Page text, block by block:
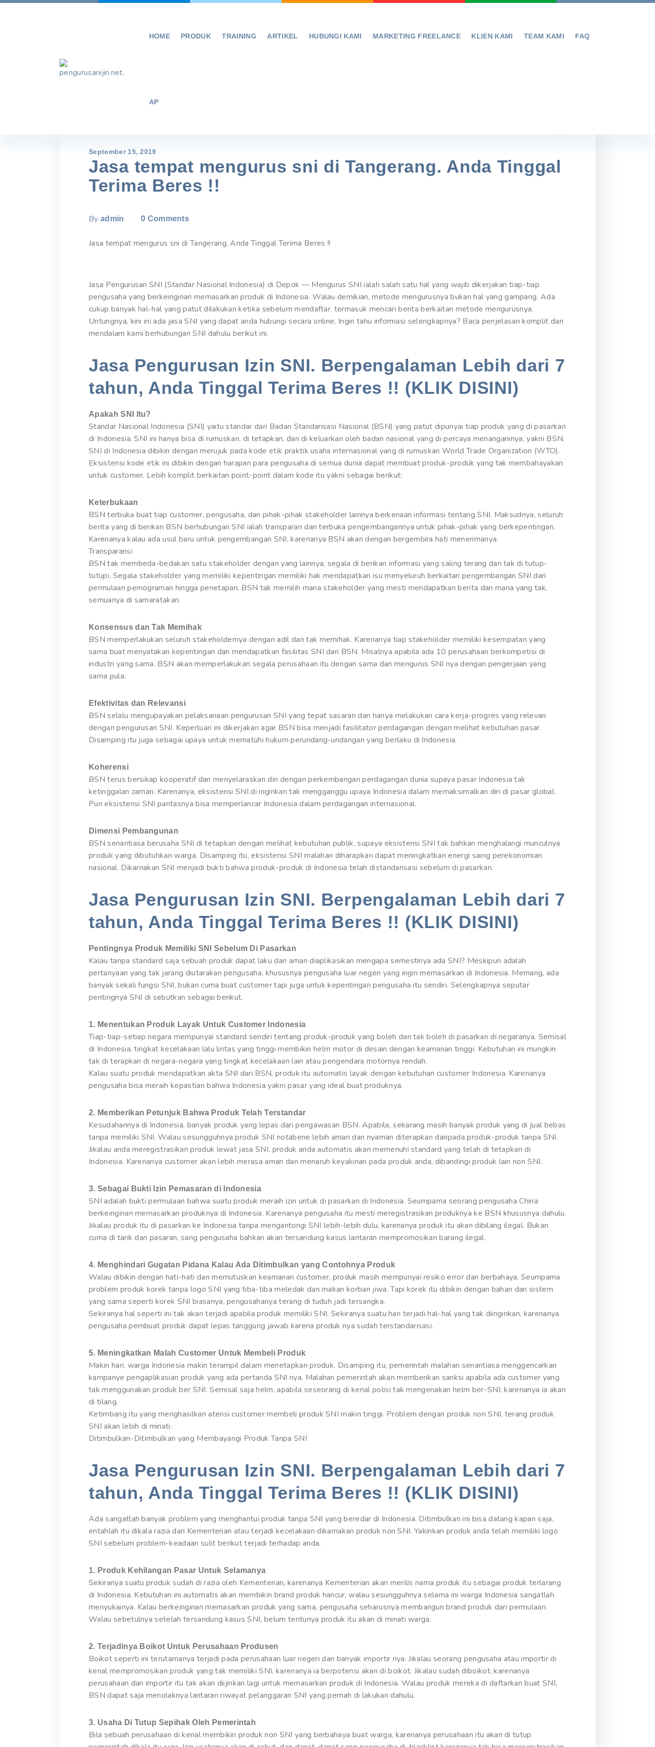
Skip
HOME PRODUK TRAINING ARTIKEL HUBUNGI KAMI MARKETING FREELANCE KLIEN KAMI TEAM KAMI FAQ
AP
September 15, 2019
Jasa tempat mengurus sni di Tangerang. Anda Tinggal
Terima Beres !!
By admin 0 Comments
Jasa tempat mengurus sni di Tangerang. Anda Tinggal Terima Beres !!
Jasa Pengurusan SNI (Standar Nasional Indonesia) di Depok — Mengurus SNI ialah salah satu hal yang wajib dikerjakan tiap-tiap
pengusaha yang berkeinginan memasarkan produk di Indonesia. Walau demikian, metode mengurusnya bukan hal yang gampang. Ada
cukup banyak hal-hal yang patut dilakukan ketika sebelum mendaftar, termasuk mencari berita berkaitan metode mengurusnya.
Untungnya, kini ini ada jasa SNI yang dapat anda hubungi secara online. Ingin tahu informasi selengkapnya? Baca penjelasan komplit dan
mendalam kami berhubungan SNI dahulu berikut ini.
Jasa Pengurusan Izin SNI. Berpengalaman Lebih dari 7
tahun, Anda Tinggal Terima Beres !! (KLIK DISINI)
Apakah SNI Itu?
Standar Nasional Indonesia (SNI) yaitu standar dari Badan Standarisasi Nasional (BSN) yang patut dipunyai tiap produk yang di pasarkan
di Indonesia. SNI ini hanya bisa di rumuskan, di tetapkan, dan di keluarkan oleh badan nasional yang di percaya menanganinya, yakni BSN.
SNI di Indonesia dibikin dengan merujuk pada kode etik praktik usaha internasional yang di rumuskan World Trade Organization (WTO).
Eksistensi kode etik ini dibikin dengan harapan para pengusaha di semua dunia dapat membuat produk-produk yang tak membahayakan
untuk customer. Lebih komplit berkaitan point-point dalam kode itu yakni sebagai berikut:
Keterbukaan
BSN terbuka buat tiap customer, pengusaha, dan pihak-pihak stakeholder lainnya berkenaan informasi tentang SNI. Maksudnya, seluruh
berita yang di berikan BSN berhubungan SNI ialah transparan dan terbuka pengembangannya untuk pihak-pihak yang berkepentingan.
Karenanya kalau ada usul baru untuk pengembangan SNI, karenanya BSN akan dengan bergembira hati menerimanya.
Transparansi
BSN tak membeda-bedakan satu stakeholder dengan yang lainnya, segala di berikan informasi yang saling terang dan tak di tutup-
tutupi. Segala stakeholder yang memiliki kepentingan memiliki hak mendapatkan isu menyeluruh berkaitan pengembangan SNI dari
permulaan pemograman hingga penetapan. BSN tak memilih mana stakeholder yang mesti mendapatkan berita dan mana yang tak,
semuanya di samaratakan.
Konsensus dan Tak Memihak
BSN memperlakukan seluruh stakeholdernya dengan adil dan tak memihak. Karenanya tiap stakeholder memiliki kesempatan yang
sama buat menyatakan kepentingan dan mendapatkan fasilitas SNI dari BSN. Misalnya apabila ada 10 perusahaan berkompetisi di
industri yang sama. BSN akan memperlakukan segala perusahaan itu dengan sama dan mengurus SNI nya dengan pengerjaan yang
sama pula.
Efektivitas dan Relevansi
BSN selalu mengupayakan pelaksanaan pengurusan SNI yang tepat sasaran dan hanya melakukan cara kerja-progres yang relevan
dengan pengurusan SNI. Keperluan ini dikerjakan agar BSN bisa menjadi fasilitator perdagangan dengan melihat kebutuhan pasar.
Disamping itu juga sebagai upaya untuk mematuhi hukum perundang-undangan yang berlaku di Indonesia.
Koherensi
BSN terus bersikap kooperatif dan menyelaraskan diri dengan perkembangan perdagangan dunia supaya pasar Indonesia tak
ketinggalan zaman. Karenanya, eksistensi SNI di inginkan tak mengganggu upaya Indonesia dalam memaksimalkan diri di pasar global.
Pun eksistensi SNI pantasnya bisa memperlancar Indonesia dalam perdagangan internasional.
Dimensi Pembangunan
BSN senantiasa berusaha SNI di tetapkan dengan melihat kebutuhan publik, supaya eksistensi SNI tak bahkan menghalangi munculnya
produk yang dibutuhkan warga. Disamping itu, eksistensi SNI malahan diharapkan dapat meningkatkan energi saing perekonomian
nasional. Dikarnakan SNI menjadi bukti bahwa produk-produk di Indonesia telah distandarisasi sebelum di pasarkan.
Jasa Pengurusan Izin SNI. Berpengalaman Lebih dari 7
tahun, Anda Tinggal Terima Beres !! (KLIK DISINI)
Pentingnya Produk Memiliki SNI Sebelum Di Pasarkan
Kalau tanpa standard saja sebuah produk dapat laku dan aman diaplikasikan mengapa semestinya ada SNI? Meskipun adalah
pertanyaan yang tak jarang diutarakan pengusaha, khususnya pengusaha luar negeri yang ingin memasarkan di Indonesia. Memang, ada
banyak sekali fungsi SNI, bukan cuma buat customer tapi juga untuk kepentingan pengusaha itu sendiri. Selengkapnya seputar
pentingnya SNI di sebutkan sebagai berikut.
1. Menentukan Produk Layak Untuk Customer Indonesia
Tiap-tiap-setiap negara mempunyai standard sendiri tentang produk-produk yang boleh dan tak boleh di pasarkan di negaranya. Semisal
di Indonesia, tingkat kecelakaan lalu lintas yang tinggi membikin helm motor di desain dengan keamanan tinggi. Kebutuhan ini mungkin
tak di terapkan di negara-negara yang tingkat kecelakaan lain atau pengendara motornya rendah.
Kalau suatu produk mendapatkan akta SNI dari BSN, produk itu automatis layak dengan kebutuhan customer Indonesia. Karenanya
pengusaha bisa meraih kepastian bahwa Indonesia yakni pasar yang ideal buat produknya.
2. Memberikan Petunjuk Bahwa Produk Telah Terstandar
Kesudahannya di Indonesia, banyak produk yang lepas dari pengawasan BSN. Apabila, sekarang masih banyak produk yang di jual bebas
tanpa memiliki SNI. Walau sesungguhnya produk SNI notabene lebih aman dan nyaman diterapkan daripada produk-produk tanpa SNI.
Jikalau anda meregistrasikan produk lewat jasa SNI, produk anda automatis akan memenuhi standard yang telah di tetapkan di
Indonesia. Karenanya customer akan lebih merasa aman dan menaruh keyakinan pada produk anda, dibandingi produk lain non SNI.
3. Sebagai Bukti Izin Pemasaran di Indonesia
SNI adalah bukti permulaan bahwa suatu produk meraih izin untuk di pasarkan di Indonesia. Seumpama seorang pengusaha China
berkeinginan memasarkan produknya di Indonesia. Karenanya pengusaha itu mesti meregistrasikan produknya ke BSN khususnya dahulu.
Jikalau produk itu di pasarkan ke Indonesia tanpa mengantongi SNI lebih-lebih dulu, karenanya produk itu akan dibilang ilegal. Bukan
cuma di tarik dari pasaran, sang pengusaha bahkan akan tersandung kasus lantaran mempromosikan barang ilegal.
4. Menghindari Gugatan Pidana Kalau Ada Ditimbulkan yang Contohnya Produk
Walau dibikin dengan hati-hati dan memutuskan keamanan customer, produk masih mempunyai resiko error dan berbahaya. Seumpama
problem produk korek tanpa logo SNI yang tiba-tiba meledak dan makan korban jiwa. Tapi korek itu dibikin dengan bahan dan sistem
yang sama seperti korek SNI biasanya, pengusahanya terang di tuduh jadi tersangka.
Sekiranya hal seperti ini tak akan terjadi apabila produk memiliki SNI. Sekiranya suatu hari terjadi hal-hal yang tak diinginkan, karenanya
pengusaha pembuat produk dapat lepas tanggung jawab karena produk nya sudah terstandarisasi.
5. Meningkatkan Malah Customer Untuk Membeli Produk
Makin hari, warga Indonesia makin terampil dalam menetapkan produk. Disamping itu, pemerintah malahan senantiasa menggencarkan
kampanye pengaplikasian produk yang ada pertanda SNI nya. Malahan pemerintah akan memberikan sanksi apabila ada customer yang
tak menggunakan produk ber SNI. Semisal saja helm, apabila seseorang di kenal polisi tak mengenakan helm ber-SNI, karenanya ia akan
di tilang.
Ketimbang itu yang menghasilkan atensi customer membeli produk SNI makin tinggi. Problem dengan produk non SNI, terang produk
SNI akan lebih di minati.
Ditimbulkan-Ditimbulkan yang Membayangi Produk Tanpa SNI
Jasa Pengurusan Izin SNI. Berpengalaman Lebih dari 7
tahun, Anda Tinggal Terima Beres !! (KLIK DISINI)
Ada sangatlah banyak problem yang menghantui produk tanpa SNI yang beredar di Indonesia. Ditimbulkan ini bisa datang kapan saja,
entahlah itu dikala razia dari Kementerian atau terjadi kecelakaan dikarnakan produk non SNI. Yakinkan produk anda telah memiliki logo
SNI sebelum problem-keadaan sulit berikut terjadi terhadap anda.
1. Produk Kehilangan Pasar Untuk Selamanya
Sekiranya suatu produk sudah di razia oleh Kementerian, karenanya Kementerian akan merilis nama produk itu sebagai produk terlarang
di Indonesia. Kebutuhan ini automatis akan membikin brand produk hancur, walau sesungguhnya selama ini warga Indonesia sangatlah
menyukainya. Kalau berkeinginan memasarkan produk yang sama, pengusaha seharusnya membangun brand produk dari permulaan.
Walau sebetulnya setelah tersandung kasus SNI, belum tentunya produk itu akan di minati warga.
2. Terjadinya Boikot Untuk Perusahaan Produsen
Boikot seperti ini terutamanya terjadi pada perusahaan luar negeri dan banyak importir nya. Jikalau seorang pengusaha atau importir di
kenal mempromosikan produk yang tak memiliki SNI, karenanya ia berpotensi akan di boikot. Jikalau sudah diboikot, karenanya
perusahaan dan importir itu tak akan diijinkan lagi untuk memasarkan produk di Indonesia. Walau produk mereka di daftarkan buat SNI,
BSN dapat saja menolaknya lantaran riwayat pelanggaran SNI yang pernah di lakukan dahulu.
3. Usaha Di Tutup Sepihak Oleh Pemerintah
Bila sebuah perusahaan di kenal membikin produk non SNI yang berbahaya buat warga, karenanya perusahaan itu akan di tutup